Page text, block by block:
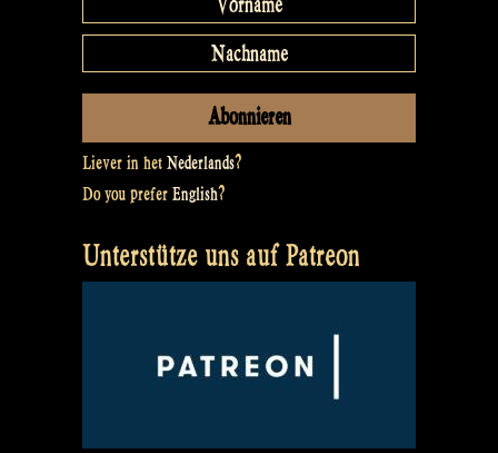
Liever in het Nederlands?
Do you prefer English?
Unterstütze uns auf Patreon